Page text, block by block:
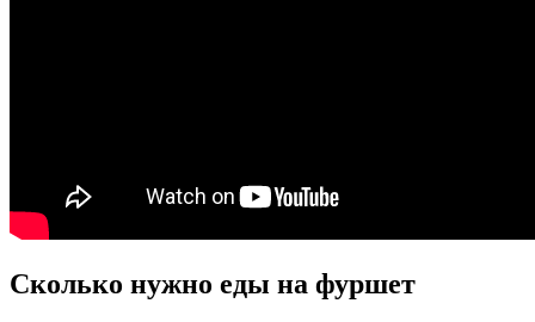
Сколько нужно еды на фуршет